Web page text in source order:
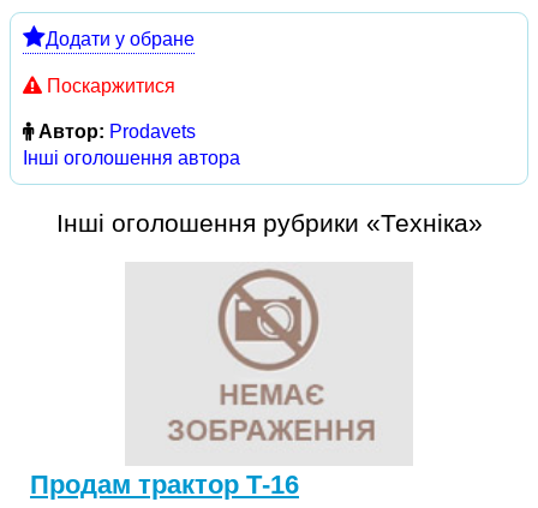
Додати у обране
Поскаржитися
Автор: Prodavets
Інші оголошення автора
Інші оголошення рубрики «Техніка»
Продам трактор Т-16